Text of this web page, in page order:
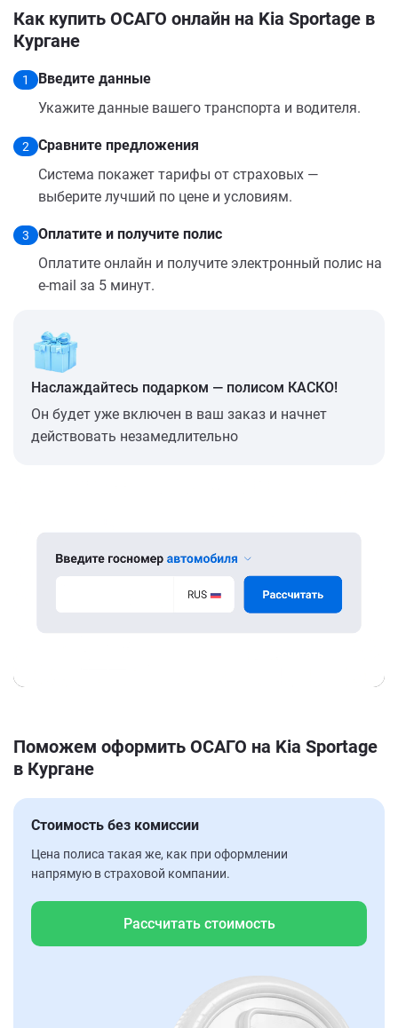
Как купить ОСАГО онлайн на Kia Sportage в
Кургане
1
Введите данные
Укажите данные вашего транспорта и водителя.
2
Сравните предложения
Система покажет тарифы от страховых —
выберите лучший по цене и условиям.
3
Оплатите и получите полис
Оплатите онлайн и получите электронный полис на
e-mail за 5 минут.
Наслаждайтесь подарком — полисом КАСКО!
Он будет уже включен в ваш заказ и начнет
действовать незамедлительно
Поможем оформить ОСАГО на Kia Sportage
в Кургане
Стоимость без комиссии
Цена полиса такая же, как при оформлении
напрямую в страховой компании.
Рассчитать стоимость